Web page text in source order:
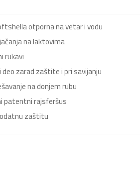
otporna na vetar i vodu
na laktovima
rukavi
deo zarad zaštite i pri savijanju
na donjem rubu
patentni rajsferšus
zaštitu